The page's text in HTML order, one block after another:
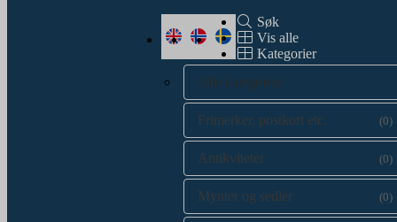
Søk
Vis alle
Kategorier
Alle kategorier
Frimerker, postkort etc. (0)
Antikviteter (0)
Mynter og sedler (0)